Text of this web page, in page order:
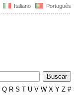
Italiano Português
Q R S T U V W X Y Z #